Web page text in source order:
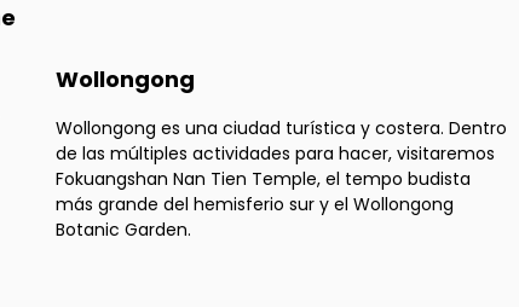
Wollongong
Wollongong es una ciudad turística y costera. Dentro
de las múltiples actividades para hacer, visitaremos
Fokuangshan Nan Tien Temple, el tempo budista
más grande del hemisferio sur y el Wollongong
Botanic Garden.